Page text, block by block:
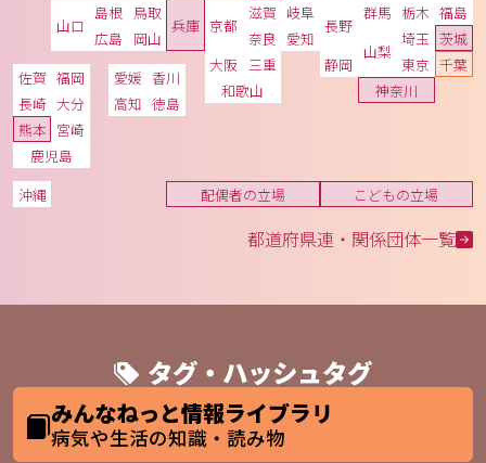
福島
茨城
栃木
群馬
埼玉
千葉
東京
神奈川
山梨
長野
岐阜
静岡
愛知
三重
滋賀
京都
大阪
兵庫
奈良
和歌山
鳥取
島根
岡山
広島
山口
徳島
香川
愛媛
高知
福岡
佐賀
長崎
熊本
大分
宮崎
鹿児島
沖縄
こどもの立場
配偶者の立場
都道府県連・関係団体一覧
タグ・ハッシュタグ
みんなねっと情報ライブラリ
病気や生活の知識・読み物